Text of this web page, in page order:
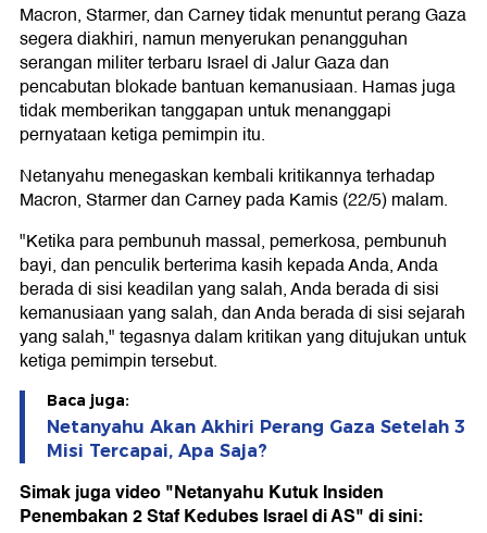
Macron, Starmer, dan Carney tidak menuntut perang Gaza
segera diakhiri, namun menyerukan penangguhan
serangan militer terbaru Israel di Jalur Gaza dan
pencabutan blokade bantuan kemanusiaan. Hamas juga
tidak memberikan tanggapan untuk menanggapi
pernyataan ketiga pemimpin itu.
Netanyahu menegaskan kembali kritikannya terhadap
Macron, Starmer dan Carney pada Kamis (22/5) malam.
"Ketika para pembunuh massal, pemerkosa, pembunuh
bayi, dan penculik berterima kasih kepada Anda, Anda
berada di sisi keadilan yang salah, Anda berada di sisi
kemanusiaan yang salah, dan Anda berada di sisi sejarah
yang salah," tegasnya dalam kritikan yang ditujukan untuk
ketiga pemimpin tersebut.
Baca juga:
Netanyahu Akan Akhiri Perang Gaza Setelah 3
Misi Tercapai, Apa Saja?
Simak juga video "Netanyahu Kutuk Insiden
Penembakan 2 Staf Kedubes Israel di AS" di sini: